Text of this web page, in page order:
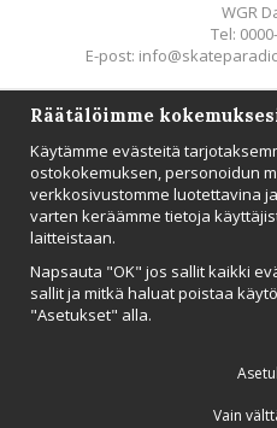
WGR
Tel:
E-post:
Följ
Räätälöimme
Käytämme evästeitä
ostokokemuksen, personoidun
verkkosivustomme luotettavina
varten keräämme tietoja
laitteistaan.
Napsauta "OK" jos sallit kaikki
sallit ja mitkä haluat poistaa
"Asetukset" alla.
Vain